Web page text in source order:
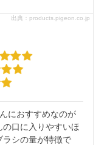
出典：products.pigeon.co.jp
におすすめなのが
口に入りやすいほ
ラシの量が特徴で